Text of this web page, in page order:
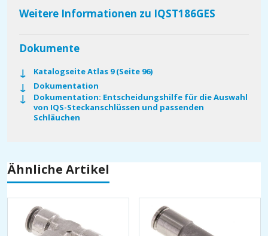
Weitere Informationen zu IQST186GES
Dokumente
Katalogseite Atlas 9 (Seite 96)
Dokumentation
Dokumentation: Entscheidungshilfe für die Auswahl
von IQS-Steckanschlüssen und passenden
Schläuchen
Ähnliche Artikel